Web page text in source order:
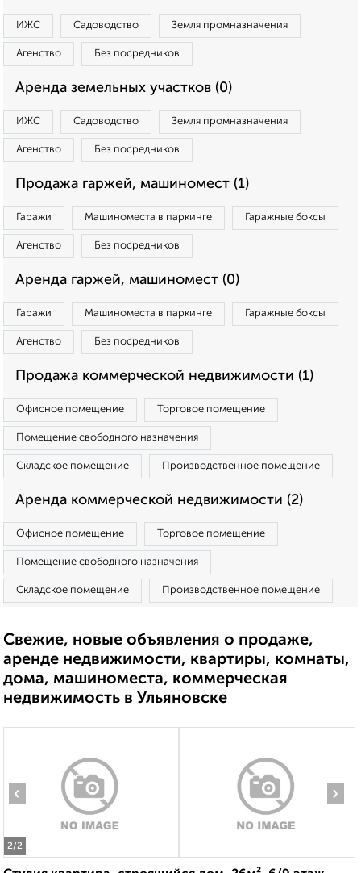
ИЖС Садоводство Земля промназначения
Агенство Без посредников
Аренда земельных участков (0)
ИЖС Садоводство Земля промназначения
Агенство Без посредников
Продажа гаржей, машиномест (1)
Гаражи Машиноместа в паркинге Гаражные боксы
Агенство Без посредников
Аренда гаржей, машиномест (0)
Гаражи Машиноместа в паркинге Гаражные боксы
Агенство Без посредников
Продажа коммерческой недвижимости (1)
Офисное помещение Торговое помещение
Помещение свободного назначения
Складское помещение Производственное помещение
Аренда коммерческой недвижимости (2)
Офисное помещение Торговое помещение
Помещение свободного назначения
Складское помещение Производственное помещение
Свежие, новые объявления о продаже,
аренде недвижимости, квартиры, комнаты,
дома, машиноместа, коммерческая
недвижимость в Ульяновске
2/2
‹ ›